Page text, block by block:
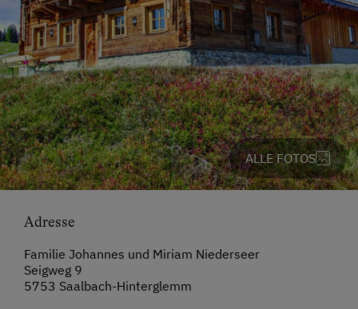
ALLE FOTOS
Adresse
Familie Johannes und Miriam Niederseer
Seigweg 9
5753 Saalbach-Hinterglemm